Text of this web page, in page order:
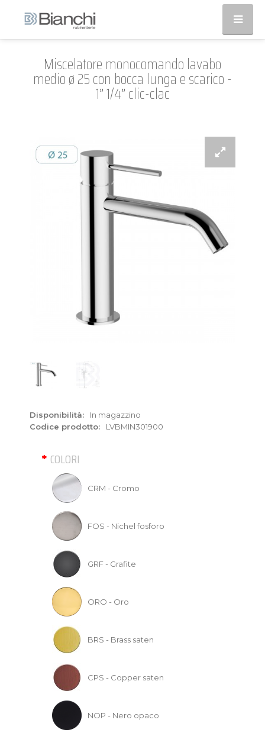
Miscelatore monocomando lavabo
medio ø 25 con bocca lunga e scarico -
1” 1/4” clic-clac
Disponibilità:
In magazzino
Codice prodotto:
LVBMIN301900
COLORI
CRM - Cromo
FOS - Nichel fosforo
GRF - Grafite
ORO - Oro
BRS - Brass saten
CPS - Copper saten
NOP - Nero opaco